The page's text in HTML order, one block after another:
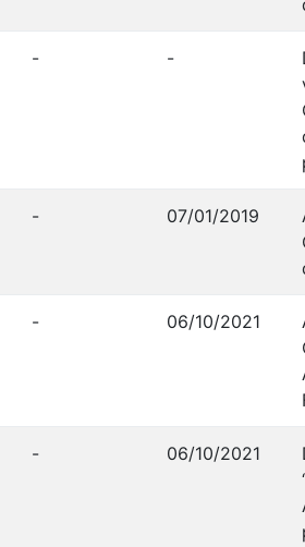
- -
- 07/01/2019
- 06/10/2021
- 06/10/2021